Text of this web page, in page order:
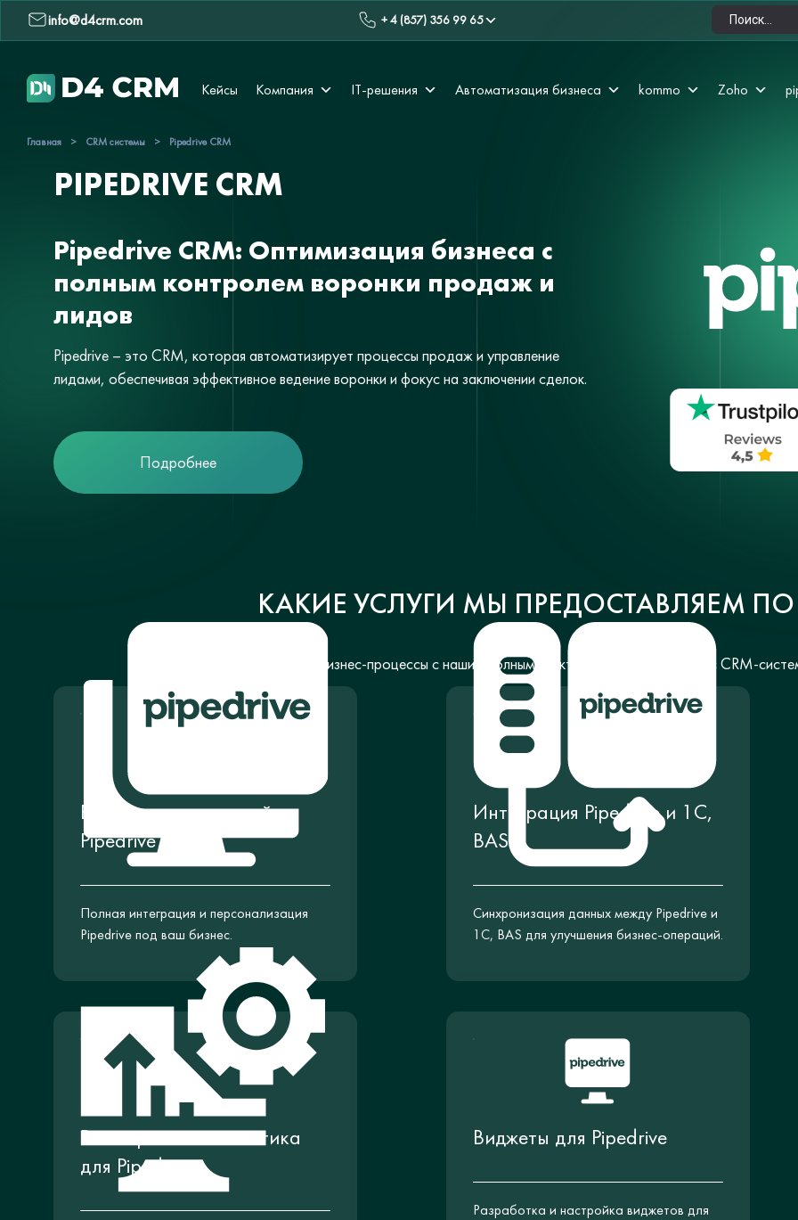
info@d4crm.com + 4 (857) 356 99 65
Кейсы Компания IT-решения Автоматизация бизнеса kommo Zoho
Главная > CRM системы > Pipedrive CRM
PIPEDRIVE CRM
Pipedrive CRM: Оптимизация бизнеса с
полным контролем воронки продаж и
лидов
Pipedrive – это CRM, которая автоматизирует процессы продаж и управление
лидами, обеспечивая эффективное ведение воронки и фокус на заключении сделок.
Подробнее
КАКИЕ УСЛУГИ МЫ ПРЕДОСТАВЛЯЕМ ПО
Настройте свои бизнес-процессы с нашим полным спектром услуг по работе с CRM-
Внедрение и настройка
Pipedrive
Полная интеграция и персонализация
Pipedrive под ваш бизнес.
Интеграция Pipedrive и 1С,
BAS
Синхронизация данных между Pipedrive и
1С, BAS для улучшения бизнес-операций.
Расширенная аналитика
для Pipedrive
Виджеты для Pipedrive
Разработка и настройка виджетов для